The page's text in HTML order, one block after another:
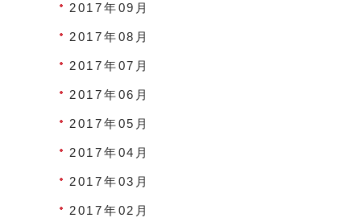
2017年09月
2017年08月
2017年07月
2017年06月
2017年05月
2017年04月
2017年03月
2017年02月